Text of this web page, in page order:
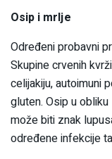
Osip i mrlje
Određeni probavni
Skupine crvenih
celijakiju, autoimuni
gluten. Osip u
može biti znak
određene infekcije